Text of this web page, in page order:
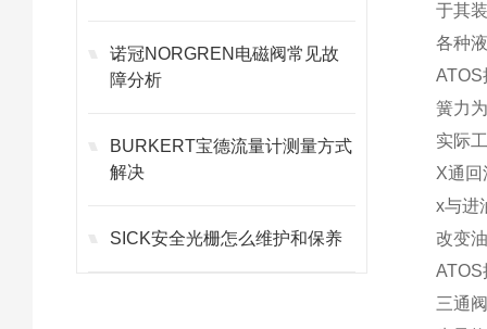
诺冠NORGREN电磁阀常见故
障分析
BURKERT宝德流量计测量方式
解决
SICK安全光栅怎么维护和保养
于其
各种
簧力
实际
X通回
x与进
改变
ATOS
三通